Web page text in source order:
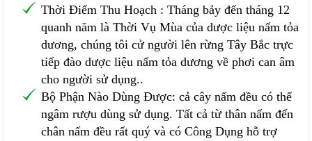
Thời Điểm Thu Hoạch : Tháng bảy đến tháng 12
quanh năm là Thời Vụ Mùa của dược liệu nấm tỏa
dương, chúng tôi cử người lên rừng Tây Bắc trực
tiếp đào dược liệu nấm tỏa dương về phơi can âm
cho người sử dụng..
Bộ Phận Nào Dùng Được: cả cây nấm đều có thể
ngâm rượu dùng sử dụng. Tất cả từ thân nấm đến
chân nấm đều rất quý và có Công Dụng hỗ trợ